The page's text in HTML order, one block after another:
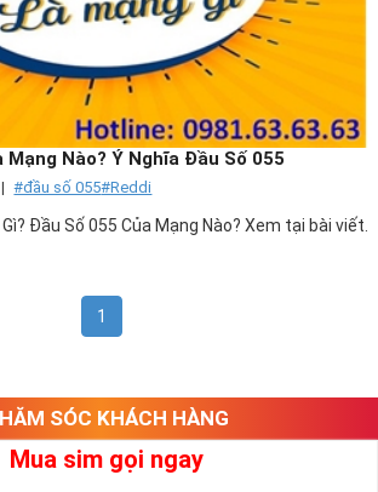
Mạng Nào? Ý Nghĩa Đầu Số 055
#đầu số 055#Reddi
Đầu Số 055 Của Mạng Nào? Xem tại bài viết.
1
SÓC KHÁCH HÀNG
Mua sim gọi ngay